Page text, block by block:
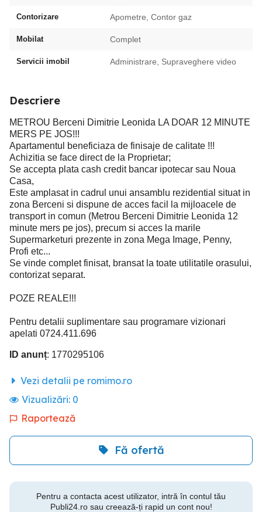
Contorizare Apometre, Contor gaz
Mobilat Complet
Servicii imobil Administrare, Supraveghere video
Descriere
METROU Berceni Dimitrie Leonida LA DOAR 12 MINUTE
MERS PE JOS!!!
Apartamentul beneficiaza de finisaje de calitate !!!
Achizitia se face direct de la Proprietar;
Se accepta plata cash credit bancar ipotecar sau Noua
Casa,
Este amplasat in cadrul unui ansamblu rezidential situat in
zona Berceni si dispune de acces facil la mijloacele de
transport in comun (Metrou Berceni Dimitrie Leonida 12
minute mers pe jos), precum si acces la marile
Supermarketuri prezente in zona Mega Image, Penny,
Profi etc...
Se vinde complet finisat, bransat la toate utilitatile orasului,
contorizat separat.
POZE REALE!!!
Pentru detalii suplimentare sau programare vizionari
apelati 0724.411.696
ID anunț: 1770295106
Vezi detalii pe romimo.ro
Vizualizări: 0
Raportează
Fă ofertă
Pentru a contacta acest utilizator, intră în contul tău
Publi24.ro sau creează-ți rapid un cont nou!